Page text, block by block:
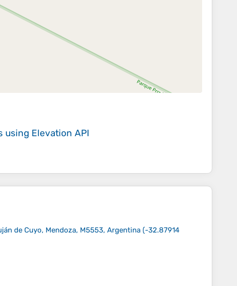
using Elevation API
de Cuyo, Mendoza, M5553, Argentina (-32.87914